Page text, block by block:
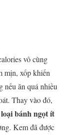
vô cùng
mịn, xốp khiến
nếu ăn quá nhiều
Thay vào đó,
loại bánh ngọt ít
Kem đã được